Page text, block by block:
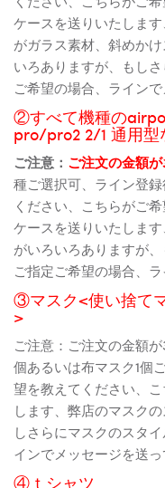
ケースを送りいたしま
がガラス素材、斜めか
いろありますが、もし
ご希望の場合、ライン
②すべて機種の
pro/pro2 2/1 通用型
ご注意： ご注文の金額
種ご選択可、ライン登
ください、こちらがご
ケースを送りいたしま
がいろいろありますが
ご指定ご希望の場合、
③マスク<使い捨て
>
ご注意：ご注文の金額
個あるいは布マスク1個
望を教えてください、
します、弊店のマスク
しさらにマスクのスタ
インでメッセージを送
④ｔシャツ